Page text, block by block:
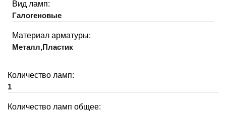
Вид ламп:
Галогеновые
Материал арматуры:
Металл,Пластик
Количество ламп:
1
Количество ламп общее: